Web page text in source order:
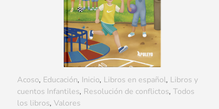
Acoso, Educación, Inicio, Libros en español, Libros y
cuentos Infantiles, Resolución de conflictos, Todos
los libros, Valores